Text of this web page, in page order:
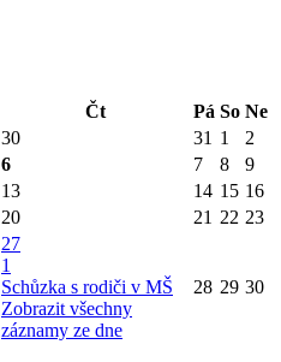
Čt Pá So Ne
30 31 1
2
6 7 8
9
13 14 15 16
20 21 22 23
27
1
Schůzka s rodiči v MŠ
Zobrazit všechny
záznamy ze dne
28 29 30